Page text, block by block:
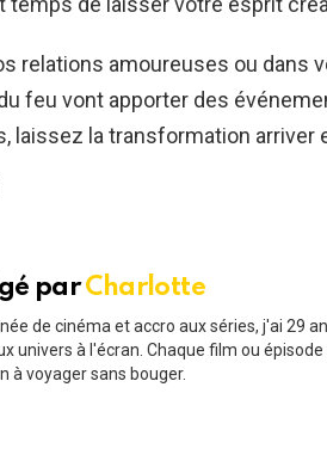
relations amoureuses ou dans
feu vont apporter des
laissez la transformation arriver
parCharlotte
de cinéma et accro aux séries, j'ai 29
univers à l'écran. Chaque film ou
à voyager sans bouger.